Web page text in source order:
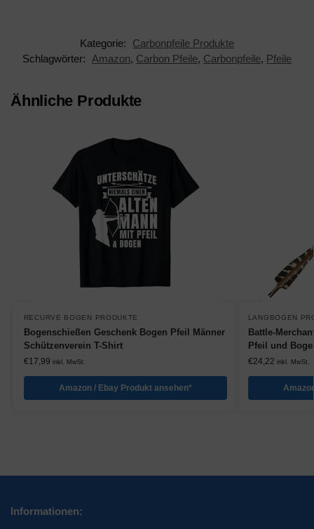
Kategorie:
Carbonpfeile Produkte
Schlagwörter:
Amazon, Carbon Pfeile, Carbonpfeile, Pfeile
Ähnliche Produkte
RECURVE BOGEN PRODUKTE
Bogenschießen Geschenk Bogen Pfeil Männer
Schützenverein T-Shirt
€17,99 inkl. MwSt.
Amazon / Ebay Produkt ansehen*
LANGBOGEN
Battle-
Pfeil und
€24,22 inkl. MwSt.
Informationen: